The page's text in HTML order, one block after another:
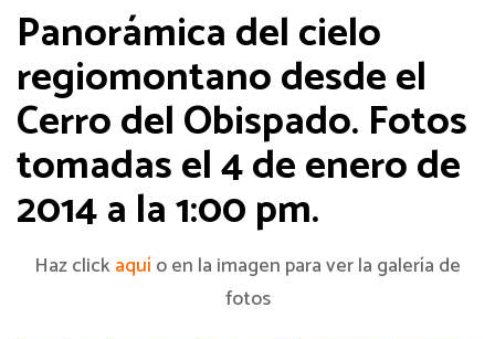
Panorámica del cielo
regiomontano desde el
Cerro del Obispado. Fotos
tomadas el 4 de enero de
2014 a la 1:00 pm.
Haz clickaquío en la imagen para ver la galería de
fotos